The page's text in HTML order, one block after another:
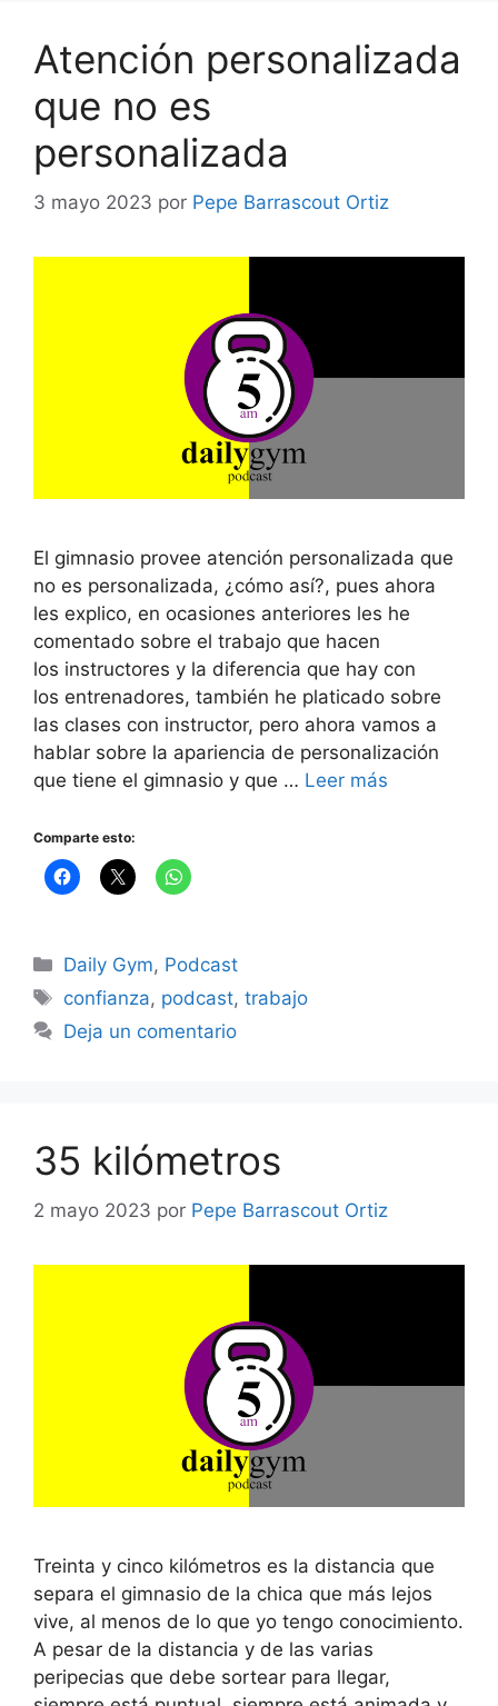
Atención personalizada
que no es
personalizada
3 mayo 2023 por Pepe Barrascout Ortiz
El gimnasio provee atención personalizada que
no es personalizada, ¿cómo así?, pues ahora
les explico, en ocasiones anteriores les he
comentado sobre el trabajo que hacen
los instructores y la diferencia que hay con
los entrenadores, también he platicado sobre
las clases con instructor, pero ahora vamos a
hablar sobre la apariencia de personalización
que tiene el gimnasio y que … Leer más
Comparte esto:
Categorías
Daily Gym, Podcast
Etiquetas
confianza, podcast,trabajo
Deja un comentario
35 kilómetros
2 mayo 2023 por Pepe Barrascout Ortiz
Treinta y cinco kilómetros es la distancia que
separa el gimnasio de la chica que más lejos
vive, al menos de lo que yo tengo conocimiento.
A pesar de la distancia y de las varias
peripecias que debe sortear para llegar,